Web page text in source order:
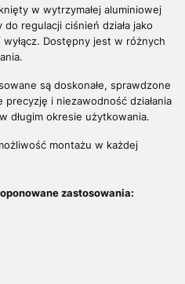
w wytrzymałej aluminiowej
regulacji ciśnień działa jako
wyłącz. Dostępny jest w różnych
są doskonałe, sprawdzone
i niezawodność działania
długim okresie użytkowania.
montażu w każdej
zastosowania: